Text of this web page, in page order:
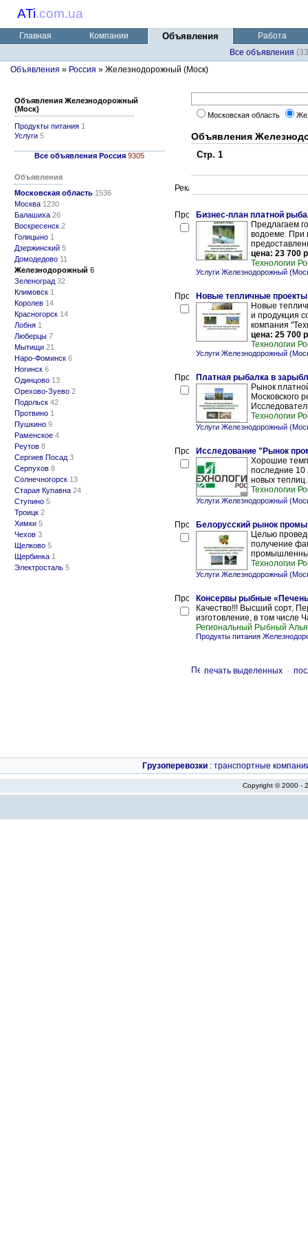
ATi.com.ua
Главная Компании Объявления
Работа
Все объявления
Объявления » Россия » Железнодорожный (Моск)
Объявления Железнодорожный
(Моск)
Продукты питания 1
Услуги 5
Все объявления Россия 9305
Объявления
Московская область 1536
Москва 1230
Балашиха 26
Воскресенск 2
Голицыно 1
Дзержинский 5
Домодедово 11
Железнодорожный 6
Зеленоград 32
Климовск 1
Королев 14
Красногорск 14
Лобня 1
Люберцы 7
Мытищи 21
Наро-Фоминск 6
Ногинск 6
Одинцово 13
Орехово-Зуево 2
Подольск 42
Протвино 1
Пушкино 9
Раменское 4
Реутов 8
Сергиев Посад 3
Серпухов 8
Солнечногорск 13
Старая Купавна 24
Ступино 5
Троицк 2
Химки 5
Чехов 3
Щелково 5
Щербинка 1
Электросталь 5
Московская область
Объявления
Стр. 1
Бизнес-план платной
Предлагаем
водоеме. При
цена: 23 700
Технологии
Услуги Железнодорожный
Новые тепличные
Новые
и продукция
компания
цена: 25 700
Технологии
Услуги Железнодорожный
Платная рыбалка в
Рынок
Московского
Технологии
Услуги Железнодорожный
Исследование "Рынок
Хорошие
последние 10
новых
Технологии
Услуги Железнодорожный
Белорусский рынок
Целью
получение
Технологии
Услуги Железнодорожный
Консервы рыбные
Качество!!! Высший сорт,
изготовление, в том числе
Региональный Рыбный
Продукты питания
печать выделенных -
Грузоперевозки : транспортные
Copyright © 2000 -